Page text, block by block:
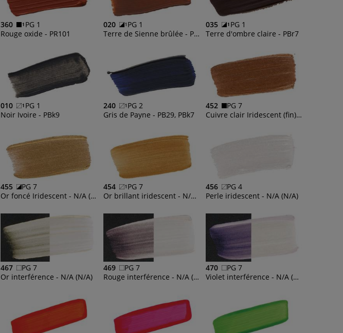
360
PG 1
Rouge oxide - PR101
020
PG 1
Terre de Sienne brûlée - PBr7
035
PG 1
Terre d'ombre claire - PBr7
010
PG 1
Noir Ivoire - PBk9
240
PG 2
Gris de Payne - PB29, PBk7
452
PG 7
Cuivre clair Iridescent (fin) - N/A (N/A)
455
PG 7
Or foncé Iridescent - N/A (N/A)
454
PG 7
Or brillant iridescent - N/A (N/A), PR101
456
PG 4
Perle iridescent - N/A (N/A)
467
PG 7
Or interférence - N/A (N/A)
469
PG 7
Rouge interférence - N/A (N/A)
470
PG 7
Violet interférence - N/A (N/A)